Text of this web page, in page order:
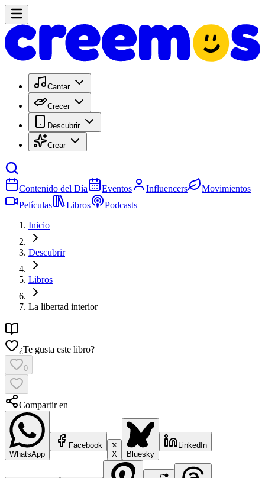
Cantar
Crecer
Descubrir
Crear
Contenido del Día Eventos Influencers
Movimientos
Películas
Libros
Podcasts
Inicio
Descubrir
Libros
La libertad interior
¿Te gusta este libro?
0
Compartir en
WhatsApp
Facebook
X
Bluesky
LinkedIn